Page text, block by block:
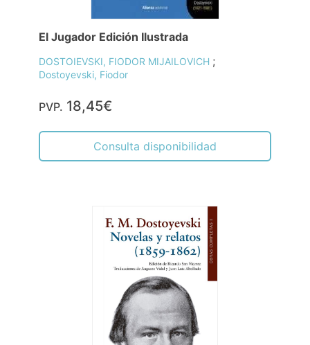
El Jugador Edición Ilustrada
DOSTOIEVSKI, FIODOR MIJAILOVICH ;
Dostoyevski, Fiodor
PVP. 18,45€
Consulta disponibilidad